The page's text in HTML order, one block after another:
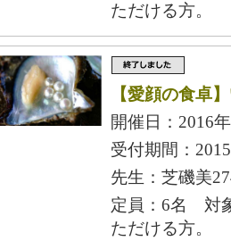
ただける方。
【愛顔の食卓
開催日：2016
受付期間：
先生：芝磯美
定員：6名 対
ただける方。